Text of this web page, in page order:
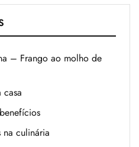
– Frango ao molho de
casa
culinária